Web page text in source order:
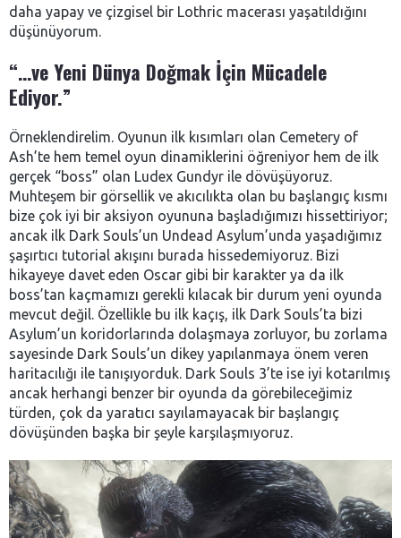
daha yapay ve çizgisel bir Lothric macerası yaşatıldığını
düşünüyorum.
“…ve Yeni Dünya Doğmak İçin Mücadele
Ediyor.”
Örneklendirelim. Oyunun ilk kısımları olan Cemetery of
Ash’te hem temel oyun dinamiklerini öğreniyor hem de ilk
gerçek “boss” olan Ludex Gundyr ile dövüşüyoruz.
Muhteşem bir görsellik ve akıcılıkta olan bu başlangıç kısmı
bize çok iyi bir aksiyon oyununa başladığımızı hissettiriyor;
ancak ilk Dark Souls’un Undead Asylum’unda yaşadığımız
şaşırtıcı tutorial akışını burada hissedemiyoruz. Bizi
hikayeye davet eden Oscar gibi bir karakter ya da ilk
boss’tan kaçmamızı gerekli kılacak bir durum yeni oyunda
mevcut değil. Özellikle bu ilk kaçış, ilk Dark Souls’ta bizi
Asylum’un koridorlarında dolaşmaya zorluyor, bu zorlama
sayesinde Dark Souls’un dikey yapılanmaya önem veren
haritacılığı ile tanışıyorduk. Dark Souls 3’te ise iyi kotarılmış
ancak herhangi benzer bir oyunda da görebileceğimiz
türden, çok da yaratıcı sayılamayacak bir başlangıç
dövüşünden başka bir şeyle karşılaşmıyoruz.